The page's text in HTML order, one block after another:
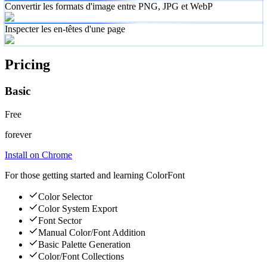
Convertir les formats d'image entre PNG, JPG et WebP
Inspecter les en-têtes d'une page
Pricing
Basic
Free
forever
Install on Chrome
For those getting started and learning ColorFont
Color Selector
Color System Export
Font Sector
Manual Color/Font Addition
Basic Palette Generation
Color/Font Collections